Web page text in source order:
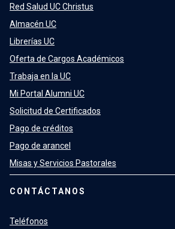
Red Salud UC Christus
Almacén UC
Librerías UC
Oferta de Cargos Académicos
Trabaja en la UC
Mi Portal Alumni UC
Solicitud de Certificados
Pago de créditos
Pago de arancel
Misas y Servicios Pastorales
CONTÁCTANOS
Teléfonos